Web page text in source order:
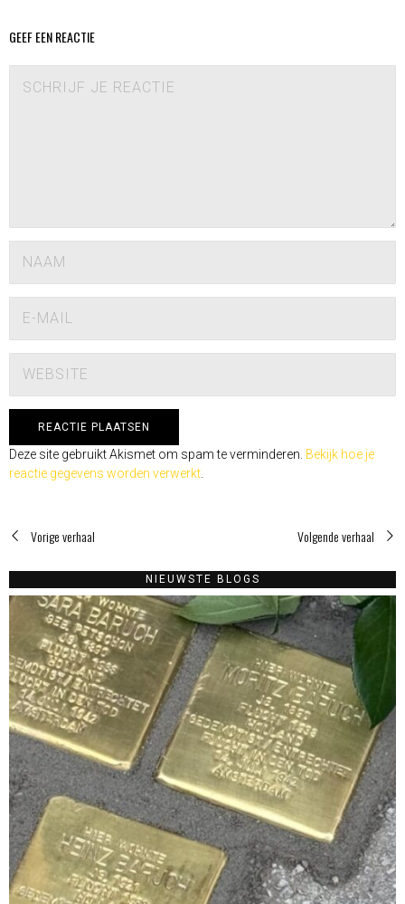
GEEF EEN REACTIE
Deze site gebruikt Akismet om spam te verminderen. Bekijk hoe je
reactie gegevens worden verwerkt
Vorige verhaal Volgende verhaal
NIEUWSTE BLOGS